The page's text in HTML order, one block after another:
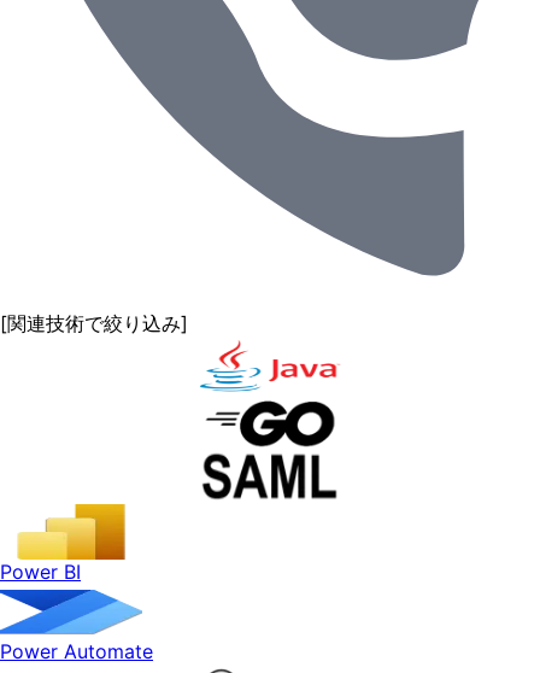
[関連技術で絞り込み]
Power BI
Power Automate